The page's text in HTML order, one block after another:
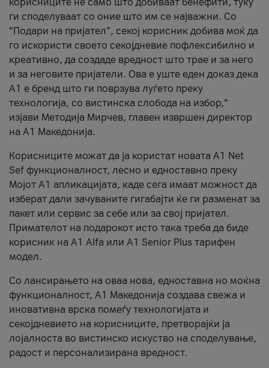
ги споделуваат со оние што им се најважни. Со
“Подари на пријател”, секој корисник добива моќ да
го искористи своето секојдневие пофлексибилно и
креативно, да создаде вредност што трае и за него
и за неговите пријатели. Ова е уште еден доказ дека
А1 е бренд што ги поврзува луѓето преку
технологија, со вистинска слобода на избор,“
изјави Методија Мирчев, главен извршен директор
на А1 Македонија.
Корисниците можат да ја користат новата А1 Net
Sef функционалност, лесно и едноставно преку
Мојот А1 апликацијата, каде сега имаат можност да
изберат дали зачуваните гигабајти ќе ги разменат за
пакет или сервис за себе или за свој пријател.
Примателот на подарокот исто така треба да биде
корисник на А1 Alfa или A1 Senior Plus тарифен
модел.
Со лансирањето на оваа нова, едноставна но моќна
функционалност, А1 Македонија создава свежа и
иновативна врска помеѓу технологијата и
секојдневието на корисниците, претворајќи ја
лојалноста во вистинско искуство на споделување,
радост и персонализирана вредност.